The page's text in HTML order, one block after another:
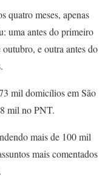
quatro meses, apenas
uma antes do primeiro
e outra antes do
mil domicílios em São
mil no PNT.
mais de 100 mil
mais comentados